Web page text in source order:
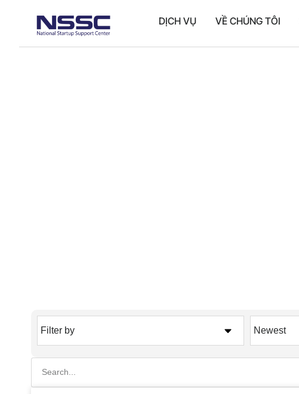
DỊCH VỤ VỀ CHÚNG TÔI